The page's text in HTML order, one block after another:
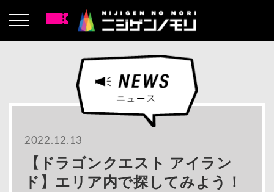
2022.12.13
【ドラゴンクエスト アイラン
ド】エリア内で探してみよう！